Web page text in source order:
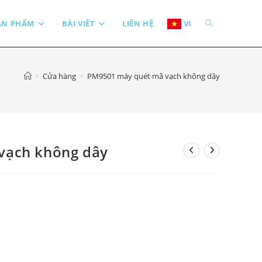
PHẨM BÀI VIẾT LIÊN HỆ VI TOGGLE
> Cửa hàng > PM9501 máy quét mã vạch không dây
không dây